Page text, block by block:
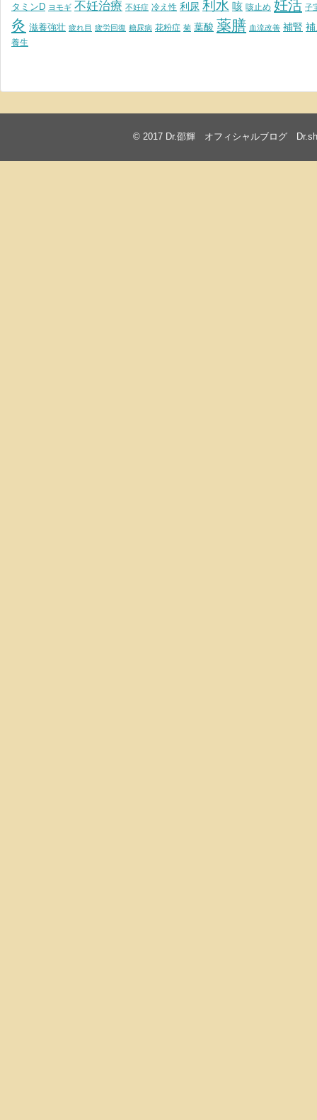
タミンD ヨモギ 不妊治療 不妊症 冷え性 利尿 利水 咳 咳止め 妊活 子
灸 滋養強壮 疲れ目 疲労回復 糖尿病 花粉症 菊 葉酸 薬膳 血流改善 補腎
養生
© 2017 Dr.邵輝 オフィシャルブログ